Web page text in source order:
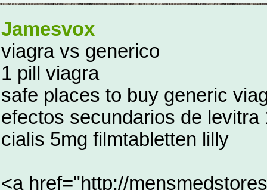
Jamesvox
viagra vs generico
1 pill viagra
safe places to buy generic
efectos secundarios de levitra
cialis 5mg filmtabletten lilly
<a href="http://